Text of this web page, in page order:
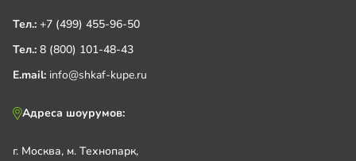
Тел.: +7 (499) 455-96-50
Тел.: 8 (800) 101-48-43
E.mail: info@shkaf-kupe.ru
Адреса шоурумов:
г. Москва, м. Технопарк,